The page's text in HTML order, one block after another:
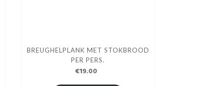
BREUGHELPLANK MET STOKBROOD
PER PERS.
€19.00